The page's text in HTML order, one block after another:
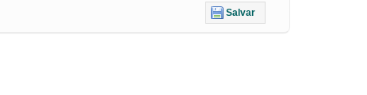
Salvar